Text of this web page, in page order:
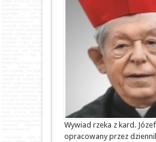
Wywiad rzeka z kard.
opracowany przez